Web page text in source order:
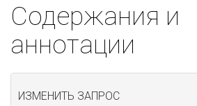
Содержания и
аннотации
ИЗМЕНИТЬ ЗАПРОС